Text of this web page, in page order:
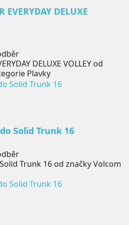
EVERYDAY DELUXE
DELUXE VOLLEY od
Plavky
Solid Trunk 16
Trunk 16 od značky Volcom